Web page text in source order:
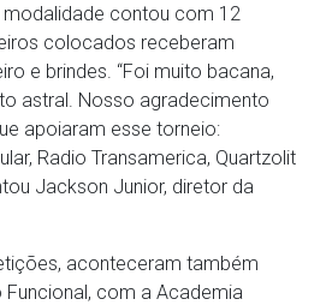
contou com 12
colocados receberam
e brindes. “Foi muito bacana,
astral. Nosso agradecimento
apoiaram esse torneio:
Radio Transamerica, Quartzolit
Jackson Junior, diretor da
aconteceram também
Funcional, com a Academia